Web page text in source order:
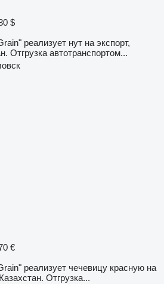
$
реализует нут на экспорт,
Отгрузка автотранспортом...
€
реализует чечевицу красную на
Отгрузка...